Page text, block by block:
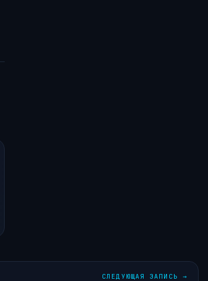
СЛЕДУЮЩАЯ ЗАПИСЬ →